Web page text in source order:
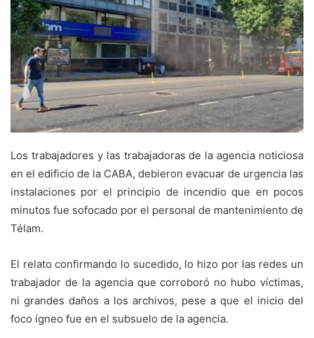
Los trabajadores y las trabajadoras de la agencia noticiosa
en el edificio de la CABA, debieron evacuar de urgencia las
instalaciones por el principio de incendio que en pocos
minutos fue sofocado por el personal de mantenimiento de
Télam.
El relato confirmando lo sucedido, lo hizo por las redes un
trabajador de la agencia que corroboró no hubo víctimas,
ni grandes daños a los archivos, pese a que el inicio del
foco ígneo fue en el subsuelo de la agencia.